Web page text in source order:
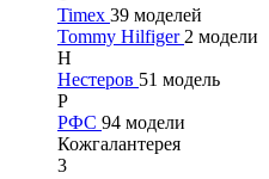
Timex 39 моделей
Tommy Hilfiger 2 модели
Н
Нестеров 51 модель
Р
РФС 94 модели
Кожгалантерея
3